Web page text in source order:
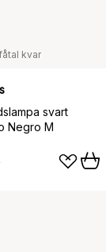
kvar
svart
Negro M